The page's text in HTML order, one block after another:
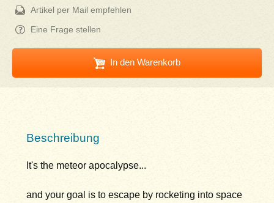
Artikel per Mail empfehlen
Eine Frage stellen
In den Warenkorb
Beschreibung
It's the meteor apocalypse...
and your goal is to escape by rocketing into space